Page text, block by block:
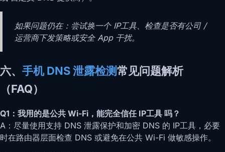
如果问题仍在：尝试换一个 IP工具、检查是否有公司 /
运营商下发策略或安全 App 干扰。
六、 手机 DNS 泄露检测常见问题解析
（FAQ）
Q1：我用的是公共 Wi-Fi，能完全信任 IP工具 吗？
A：尽量使用支持 DNS 泄露保护和加密 DNS 的 IP工具，必要
时在路由器层面检查 DNS 或避免在公共 Wi-Fi 做敏感操作。